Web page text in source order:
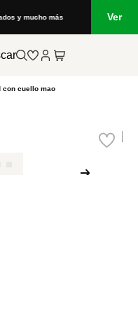
y mucho más Ver
con cuello mao